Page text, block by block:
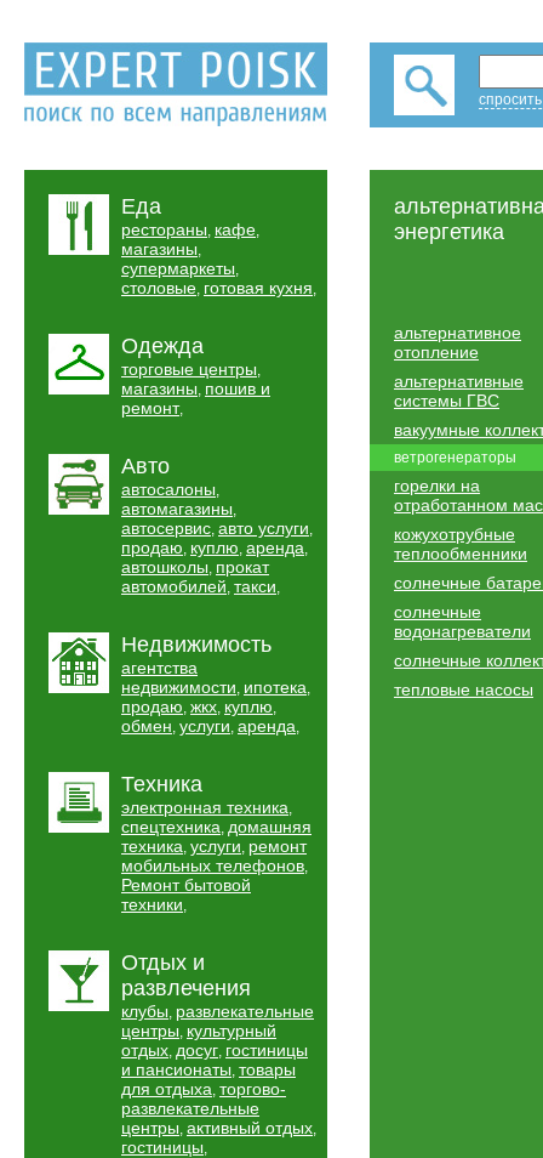
Еда
рестораны, кафе,
магазины,
супермаркеты,
столовые, готовая кухня,
Одежда
торговые центры,
магазины, пошив и
ремонт,
Авто
автосалоны,
автомагазины,
автосервис, авто услуги,
продаю, куплю, аренда,
автошколы, прокат
автомобилей, такси,
Недвижимость
агентства
недвижимости, ипотека,
продаю, жкх, куплю,
обмен, услуги, аренда,
Техника
электронная техника,
спецтехника, домашняя
техника, услуги, ремонт
мобильных телефонов,
Ремонт бытовой
техники,
Отдых и
развлечения
клубы, развлекательные
центры, культурный
отдых, досуг, гостиницы
и пансионаты, товары
для отдыха, торгово-
развлекательные
центры, активный отдых,
гостиницы,
энергетика
альтернативное
отопление
альтернативные
системы ГВС
вакуумные
ветрогенераторы
горелки на
отработанном
кожухотрубные
теплообменники
солнечные
солнечные
водонагреватели
солнечные
тепловые насосы